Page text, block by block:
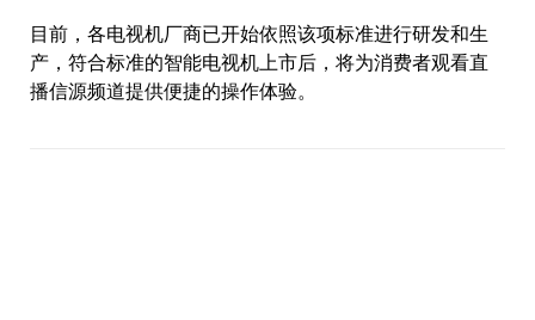
目前，各电视机厂商已开始依照该项标准进行研发和生
产，符合标准的智能电视机上市后，将为消费者观看直
播信源频道提供便捷的操作体验。